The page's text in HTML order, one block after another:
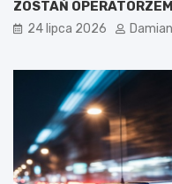
ZOSTAŃ
24 lipca 2026